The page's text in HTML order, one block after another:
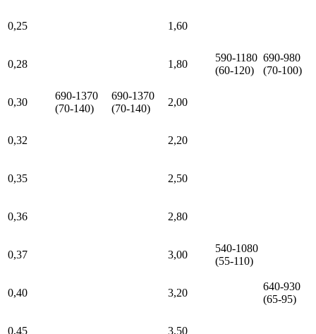
690-1370
(70-140)
690-1370
(70-140)
590-1180
(60-120)
690-980
(70-100)
0,25 1,60
0,28 1,80
0,30 2,00
0,32 2,20
0,35 2,50
0,36 2,80
540-1080
(55-110)
640-930
(65-95)
0,37 3,00
0,40 3,20
0,45 3,50